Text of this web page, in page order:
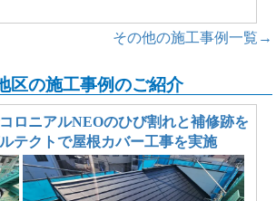
その他の施工事例一覧→
区の施工事例のご紹介
ロニアルNEOのひび割れと補修跡を
テクトで屋根カバー工事を実施